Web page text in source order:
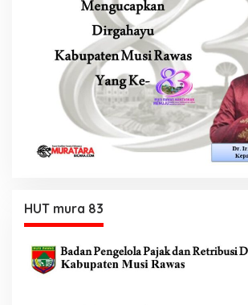
HUT mura 83